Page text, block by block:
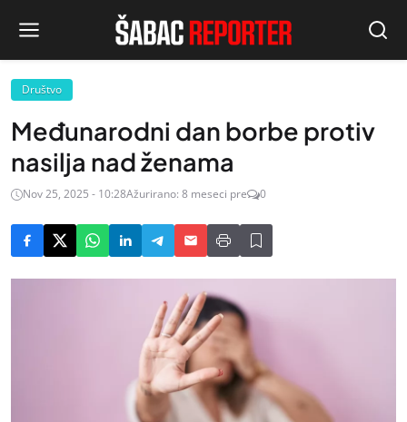
Društvo
Međunarodni dan borbe protiv
nasilja nad ženama
Nov 25, 2025 - 10:28Ažurirano: 8 meseci pre 0